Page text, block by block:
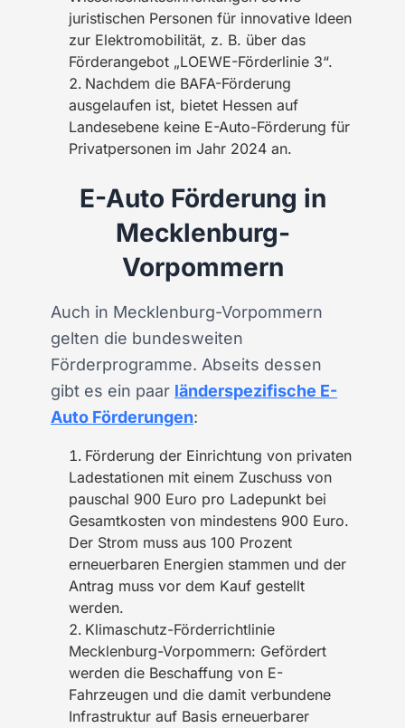
juristischen Personen für innovative Ideen
zur Elektromobilität, z. B. über das
Förderangebot „LOEWE-Förderlinie 3“.
Nachdem die BAFA-Förderung
ausgelaufen ist, bietet Hessen auf
Landesebene keine E-Auto-Förderung für
Privatpersonen im Jahr 2024 an.
E-Auto Förderung in
Mecklenburg-
Vorpommern
Auch in Mecklenburg-Vorpommern
gelten die bundesweiten
Förderprogramme. Abseits dessen
gibt es ein paar länderspezifische E-
Auto Förderungen:
Förderung der Einrichtung von privaten
Ladestationen mit einem Zuschuss von
pauschal 900 Euro pro Ladepunkt bei
Gesamtkosten von mindestens 900 Euro.
Der Strom muss aus 100 Prozent
erneuerbaren Energien stammen und der
Antrag muss vor dem Kauf gestellt
werden.
Klimaschutz-Förderrichtlinie
Mecklenburg-Vorpommern: Gefördert
werden die Beschaffung von E-
Fahrzeugen und die damit verbundene
Infrastruktur auf Basis erneuerbarer